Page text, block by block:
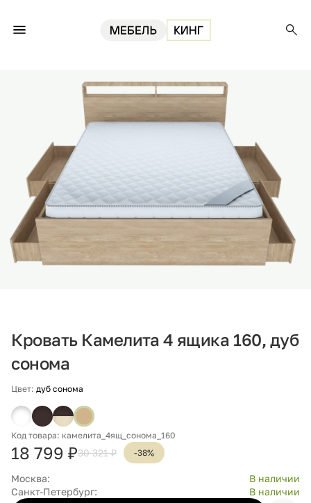
Кровать Камелита 4 ящика 160, дуб
сонома
Цвет: дуб сонома
Код товара: камелита_4ящ_сонома_160
18 799 ₽30 321 ₽ -38%
Москва:
В наличии
Санкт-Петербург:
В наличии